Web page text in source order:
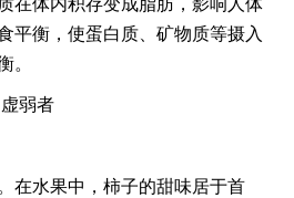
在体内积存变成脂肪，影响人体
平衡，使蛋白质、矿物质等摄入
。
弱者
在水果中，柿子的甜味居于首